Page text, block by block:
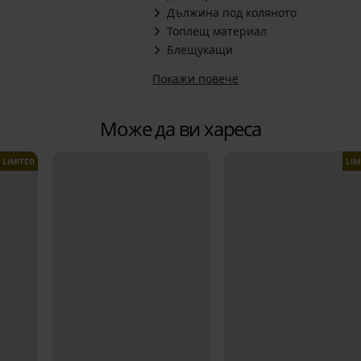
Дължина под коляното
Топлещ материал
Блещукащи
Покажи повече
Може да ви хареса
LIMITED